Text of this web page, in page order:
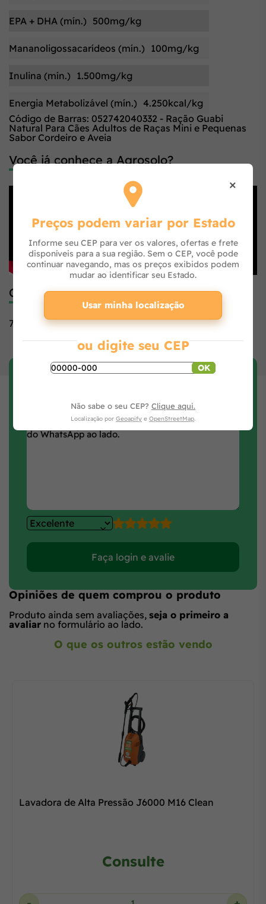
EPA + DHA (mín.) 500mg/kg
Mananoligossacarídeos (mín.) 100mg/kg
Inulina (mín.) 1.500mg/kg
Energia Metabolizável (mín.) 4.250kcal/kg
Código de Barras: 052742040332 - Ração Guabi
Natural Para Cães Adultos de Raças Mini e Pequenas
Sabor Cordeiro e Aveia
Você já conhece a Agrosolo?
Código de Barras
7896048915498
Avaliar Produto.
Faça login e avalie
Opiniões de quem comprou o produto
Produto ainda sem avaliações, seja o primeiro a
avaliar no formulário ao lado.
O que os outros estão vendo
Lavadora de Alta Pressão J6000 M16 Clean
Consulte
×
Preços podem variar por Estado
Informe seu CEP para ver os valores, ofertas e frete
disponíveis para a sua região. Sem o CEP, você pode
continuar navegando, mas os preços exibidos podem
mudar ao identificar seu Estado.
Usar minha localização
ou digite seu CEP
OK
Não sabe o seu CEP? Clique aqui.
Localização por Geoapify e OpenStreetMap.